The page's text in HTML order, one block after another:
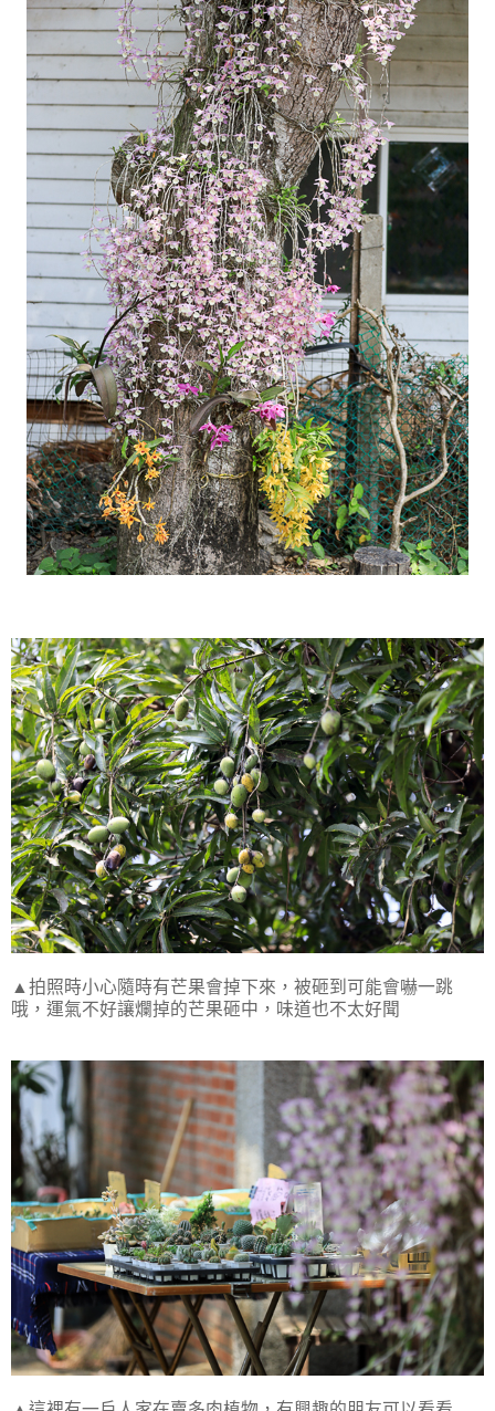
▲拍照時小心隨時有芒果會掉下來，被砸到可能會嚇一跳
哦，運氣不好讓爛掉的芒果砸中，味道也不太好聞